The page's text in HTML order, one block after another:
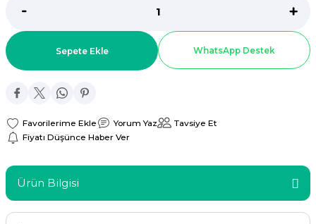
Kapları Sepete Ekle WhatsApp Destek
Yorum Yaz
Tavsiye Et
Fiyatı Düşünce Haber Ver
Ürün Bilgisi